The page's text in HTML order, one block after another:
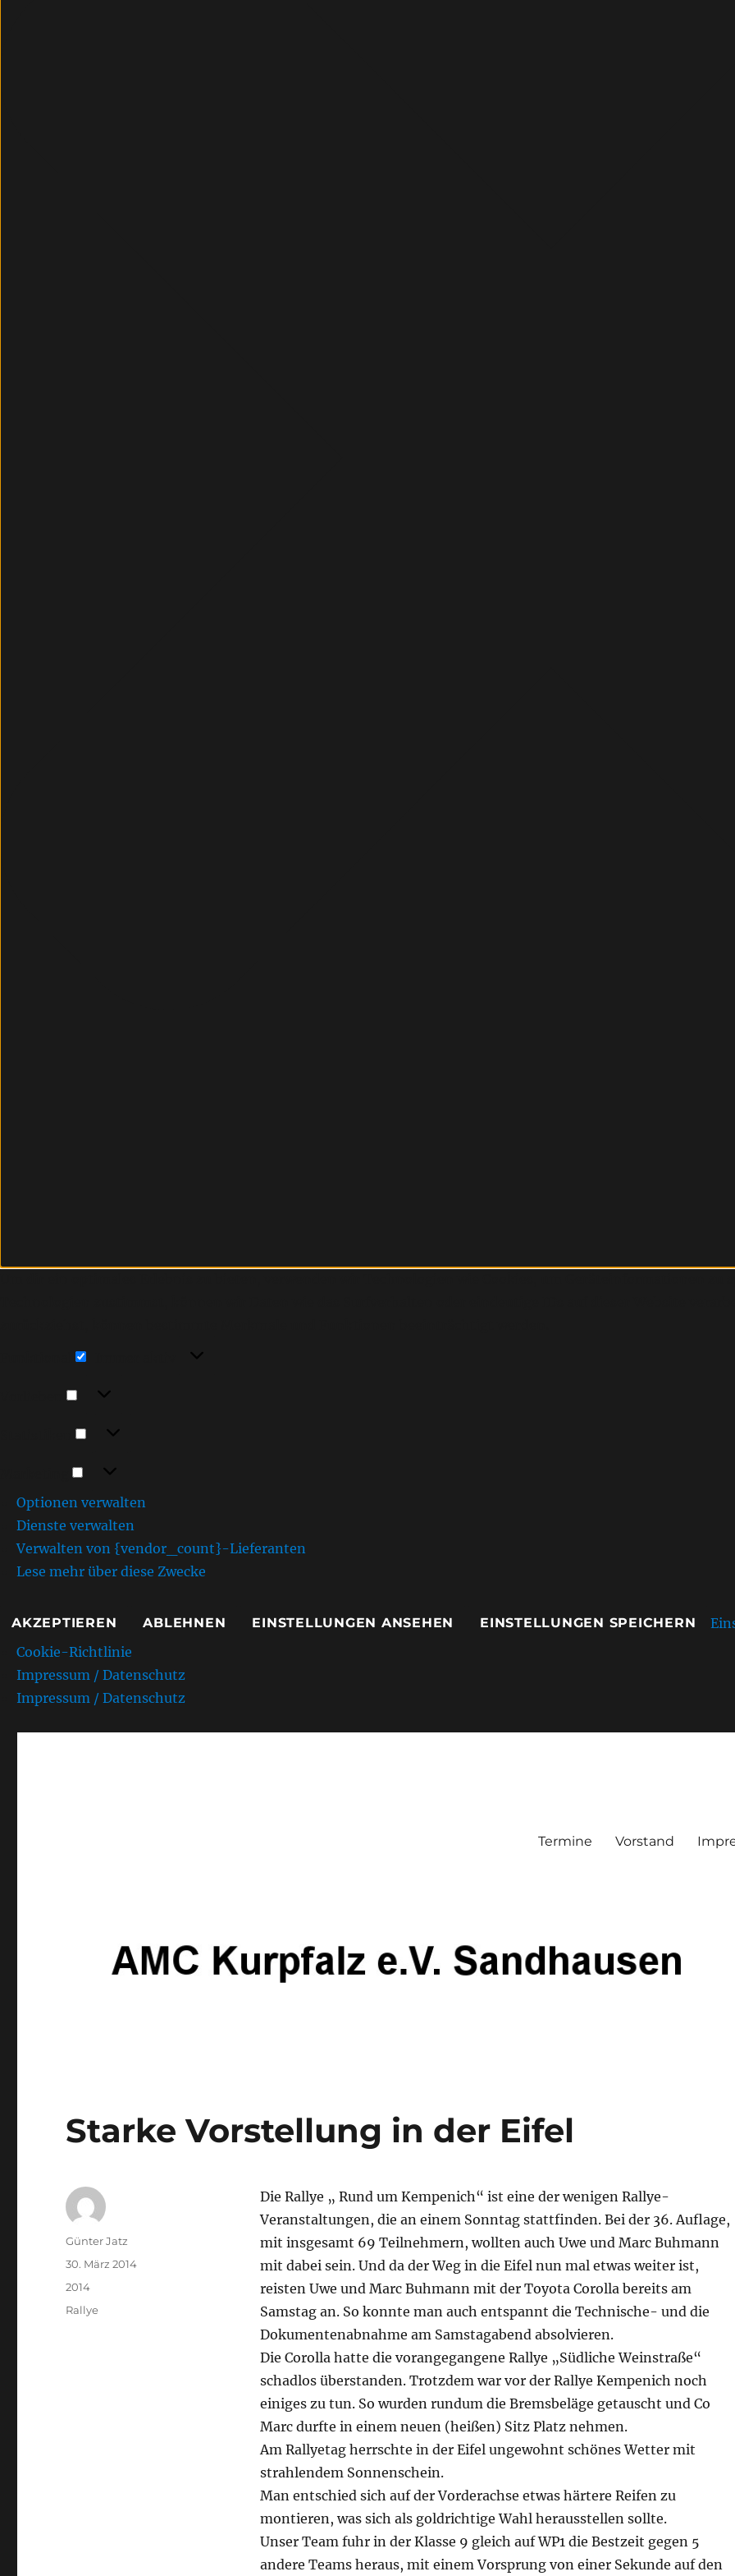
Optionen verwalten
Dienste verwalten
Verwalten von {vendor_count}-Lieferanten
Lese mehr über diese Zwecke
AKZEPTIEREN ABLEHNEN EINSTELLUNGEN ANSEHEN EINSTELLUNGEN SPEICHERN
Cookie-Richtlinie
Impressum / Datenschutz
Impressum / Datenschutz
Termine Vorstand
Starke Vorstellung in der Eifel
Die Rallye „ Rund um Kempenich“ ist eine der wenigen Rallye-
Veranstaltungen, die an einem Sonntag stattfinden. Bei der 36. Auflage,
mit insgesamt 69 Teilnehmern, wollten auch Uwe und Marc Buhmann
mit dabei sein. Und da der Weg in die Eifel nun mal etwas weiter ist,
reisten Uwe und Marc Buhmann mit der Toyota Corolla bereits am
Samstag an. So konnte man auch entspannt die Technische- und die
Dokumentenabnahme am Samstagabend absolvieren.
Die Corolla hatte die vorangegangene Rallye „Südliche Weinstraße“
schadlos überstanden. Trotzdem war vor der Rallye Kempenich noch
einiges zu tun. So wurden rundum die Bremsbeläge getauscht und Co
Marc durfte in einem neuen (heißen) Sitz Platz nehmen.
Am Rallyetag herrschte in der Eifel ungewohnt schönes Wetter mit
strahlendem Sonnenschein.
Man entschied sich auf der Vorderachse etwas härtere Reifen zu
montieren, was sich als goldrichtige Wahl herausstellen sollte.
Unser Team fuhr in der Klasse 9 gleich auf WP1 die Bestzeit gegen 5
andere Teams heraus, mit einem Vorsprung von einer Sekunde auf den
Autor
Günter Jatz
Veröffentlicht
30. März 2014
Kategorien
2014
Schlagwörter
Rallye